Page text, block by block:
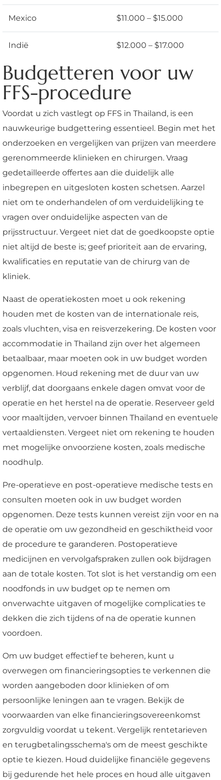
Mexico $11.000 – $15.000
Indië $12.000 – $17.000
Budgetteren voor uw
FFS-procedure
Voordat u zich vastlegt op FFS in Thailand, is een
nauwkeurige budgettering essentieel. Begin met het
onderzoeken en vergelijken van prijzen van meerdere
gerenommeerde klinieken en chirurgen. Vraag
gedetailleerde offertes aan die duidelijk alle
inbegrepen en uitgesloten kosten schetsen. Aarzel
niet om te onderhandelen of om verduidelijking te
vragen over onduidelijke aspecten van de
prijsstructuur. Vergeet niet dat de goedkoopste optie
niet altijd de beste is; geef prioriteit aan de ervaring,
kwalificaties en reputatie van de chirurg van de
kliniek.
Naast de operatiekosten moet u ook rekening
houden met de kosten van de internationale reis,
zoals vluchten, visa en reisverzekering. De kosten voor
accommodatie in Thailand zijn over het algemeen
betaalbaar, maar moeten ook in uw budget worden
opgenomen. Houd rekening met de duur van uw
verblijf, dat doorgaans enkele dagen omvat voor de
operatie en het herstel na de operatie. Reserveer geld
voor maaltijden, vervoer binnen Thailand en eventuele
vertaaldiensten. Vergeet niet om rekening te houden
met mogelijke onvoorziene kosten, zoals medische
noodhulp.
Pre-operatieve en post-operatieve medische tests en
consulten moeten ook in uw budget worden
opgenomen. Deze tests kunnen vereist zijn voor en na
de operatie om uw gezondheid en geschiktheid voor
de procedure te garanderen. Postoperatieve
medicijnen en vervolgafspraken zullen ook bijdragen
aan de totale kosten. Tot slot is het verstandig om een
noodfonds in uw budget op te nemen om
onverwachte uitgaven of mogelijke complicaties te
dekken die zich tijdens of na de operatie kunnen
voordoen.
Om uw budget effectief te beheren, kunt u
overwegen om financieringsopties te verkennen die
worden aangeboden door klinieken of om
persoonlijke leningen aan te vragen. Bekijk de
voorwaarden van elke financieringsovereenkomst
zorgvuldig voordat u tekent. Vergelijk rentetarieven
en terugbetalingsschema's om de meest geschikte
optie te kiezen. Houd duidelijke financiële gegevens
bij gedurende het hele proces en houd alle uitgaven